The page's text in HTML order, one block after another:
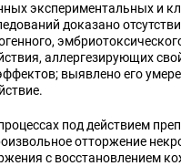
экспериментальных и
доказано
аллергезирующих
выявлено его
под действием
отторжение
с восстановлением